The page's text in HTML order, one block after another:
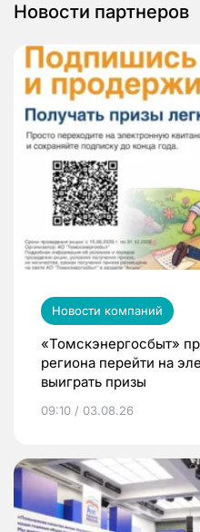
Новости партнеров
Новости компаний
«Томскэнергосбыт»
региона перейти на
выиграть призы
09:10 / 03.08.26